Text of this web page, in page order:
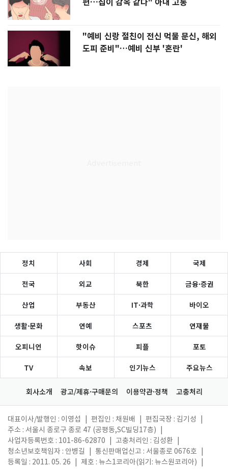
편…집이 감옥 같다" 아내 고통
"예비 신랑 절친이 전신 먹물 문신, 해외
도피 준비"…예비 신부 '혼란'
정치 사회 경제 국제
전국 외교 북한 금융·증권
산업 부동산 IT·과학 바이오
생활·문화 연예 스포츠 연재물
오피니언 핫이슈 피플 포토
TV 속보 인기뉴스 주요뉴스
회사소개 광고/제휴·구매문의 이용약관·정책 고충처리
대표이사/발행인 : 이영섭 편집인 : 채원배 편집국장 : 김기성
주소 : 서울시 종로구 종로 47 (공평동,SC빌딩17층)
사업자등록번호 : 101-86-62870
고충처리인 : 김성환
청소년보호책임자 : 안병길
통신판매업신고 : 서울종로 0676호
등록일 : 2011. 05. 26
제호 : 뉴스1코리아(읽기: 뉴스원코리아)